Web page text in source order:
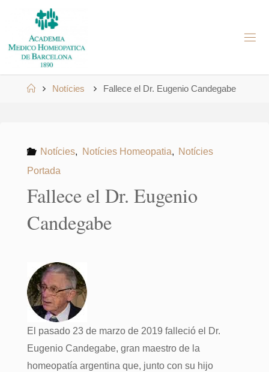
content
HomeNotícies Fallece el Dr. Eugenio Candegabe
Notícies, Notícies Homeopatia, Notícies
Portada
Fallece el Dr. Eugenio
Candegabe
El pasado 23 de marzo de 2019 falleció el Dr.
Eugenio Candegabe, gran maestro de la
homeopatía argentina que, junto con su hijo